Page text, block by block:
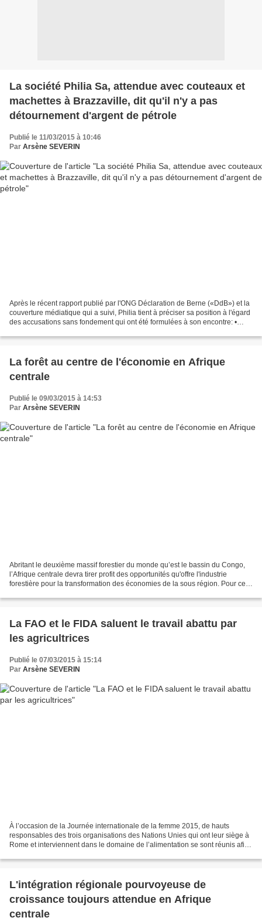
La société Philia Sa, attendue avec couteaux et
machettes à Brazzaville, dit qu'il n'y a pas
détournement d'argent de pétrole
Publié le 11/03/2015 à 10:46
Par Arsène SEVERIN
Après le récent rapport publié par l'ONG Déclaration de Berne («DdB») et la
couverture médiatique qui a suivi, Philia tient à préciser sa position à l'égard
des accusations sans fondement qui ont été formulées à son encontre: •
La forêt au centre de l'économie en Afrique
centrale
Publié le 09/03/2015 à 14:53
Par Arsène SEVERIN
Abritant le deuxième massif forestier du monde qu’est le bassin du Congo,
l’Afrique centrale devra tirer profit des opportunités qu'offre l'industrie
forestière pour la transformation des économies de la sous région. Pour ce
La FAO et le FIDA saluent le travail abattu par
les agricultrices
Publié le 07/03/2015 à 15:14
Par Arsène SEVERIN
À l’occasion de la Journée internationale de la femme 2015, de hauts
responsables des trois organisations des Nations Unies qui ont leur siège à
Rome et interviennent dans le domaine de l’alimentation se sont réunis afin
L'intégration régionale pourvoyeuse de
croissance toujours attendue en Afrique
centrale